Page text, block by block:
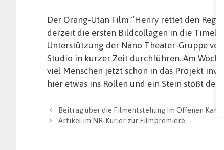
Der Orang-Utan Film “Henry rettet den
derzeit die ersten Bildcollagen in die
Unterstützung der Nano Theater-Gruppe
Studio in kurzer Zeit durchführen. Am
viel Menschen jetzt schon in das Projekt
hier etwas ins Rollen und ein Stein stößt den
Beitrag über die Filmentstehung im Offenen Kanal
Artikel im NR-Kurier zur Filmpremiere